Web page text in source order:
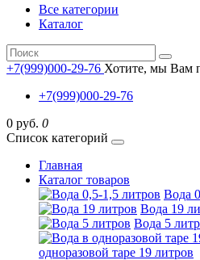
Все категории
Каталог
+7(999)000-29-76 Хотите, мы Вам
+7(999)000-29-76
0 руб. 0
Список категорий
Главная
Каталог товаров
Вода
Вода 19
Вода 5
одноразовой таре 19 литров